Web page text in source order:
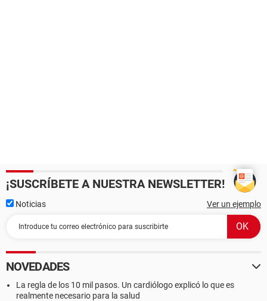
¡SUSCRÍBETE A NUESTRA NEWSLETTER!
Noticias Ver un ejemplo
NOVEDADES
La regla de los 10 mil pasos. Un cardiólogo explicó lo que es
realmente necesario para la salud